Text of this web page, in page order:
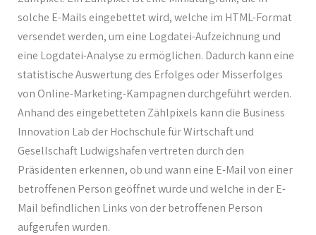
solche E-Mails eingebettet wird, welche im HTML-Format
versendet werden, um eine Logdatei-Aufzeichnung und
eine Logdatei-Analyse zu ermöglichen. Dadurch kann eine
statistische Auswertung des Erfolges oder Misserfolges
von Online-Marketing-Kampagnen durchgeführt werden.
Anhand des eingebetteten Zählpixels kann die Business
Innovation Lab der Hochschule für Wirtschaft und
Gesellschaft Ludwigshafen vertreten durch den
Präsidenten erkennen, ob und wann eine E-Mail von einer
betroffenen Person geöffnet wurde und welche in der E-
Mail befindlichen Links von der betroffenen Person
aufgerufen wurden.